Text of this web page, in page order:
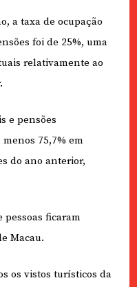
a taxa de ocupação
foi de 25%, uma
relativamente ao
e pensões
75,7% em
do ano anterior,
pessoas ficaram
Macau.
os vistos turísticos da